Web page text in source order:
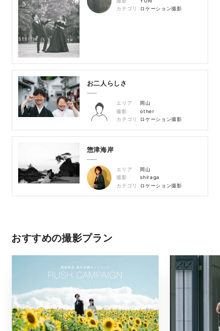
カテゴリ
ロケーション撮影
お二人らしさ
エリア
岡山
撮影
other
カテゴリ
ロケーション撮影
惣津海岸
エリア
岡山
撮影
shiraga
カテゴリ
ロケーション撮影
おすすめの撮影プラン